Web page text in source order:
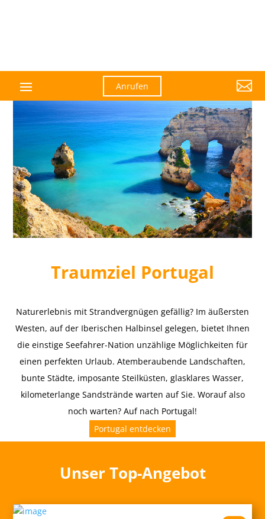
Anrufen 
Traumziel Portugal
Naturerlebnis mit Strandvergnügen gefällig? Im äußersten
Westen, auf der Iberischen Halbinsel gelegen, bietet Ihnen
die einstige Seefahrer-Nation unzählige Möglichkeiten für
einen perfekten Urlaub. Atemberaubende Landschaften,
bunte Städte, imposante Steilküsten, glasklares Wasser,
kilometerlange Sandstrände warten auf Sie. Worauf also
noch warten? Auf nach Portugal!
Portugal entdecken
Unser Top-Angebot